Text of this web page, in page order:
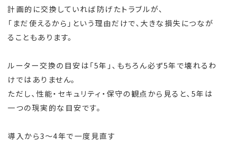
計画的に交換していれば防げたトラブルが、
「まだ使えるから」という理由だけで、大きな損失につなが
ることもあります。
ルーター交換の目安は「5年」、もちろん必ず5年で壊れるわ
けではありません。
ただし、性能・セキュリティ・保守の観点から見ると、5年は
一つの現実的な目安です。
導入から3〜4年で一度見直す